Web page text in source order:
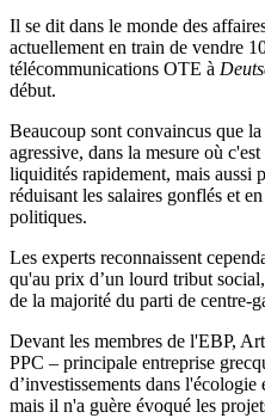
Il se dit dans le monde des
actuellement en train de vendre
télécommunications OTE à
début.
Beaucoup sont convaincus que
agressive, dans la mesure où
liquidités rapidement, mais aussi
réduisant les salaires gonflés et
politiques.
Les experts reconnaissent
qu'au prix d’un lourd tribut
de la majorité du parti de centre-
Devant les membres de l'EBP,
PPC – principale entreprise
d’investissements dans l'écologie
mais il n'a guère évoqué les